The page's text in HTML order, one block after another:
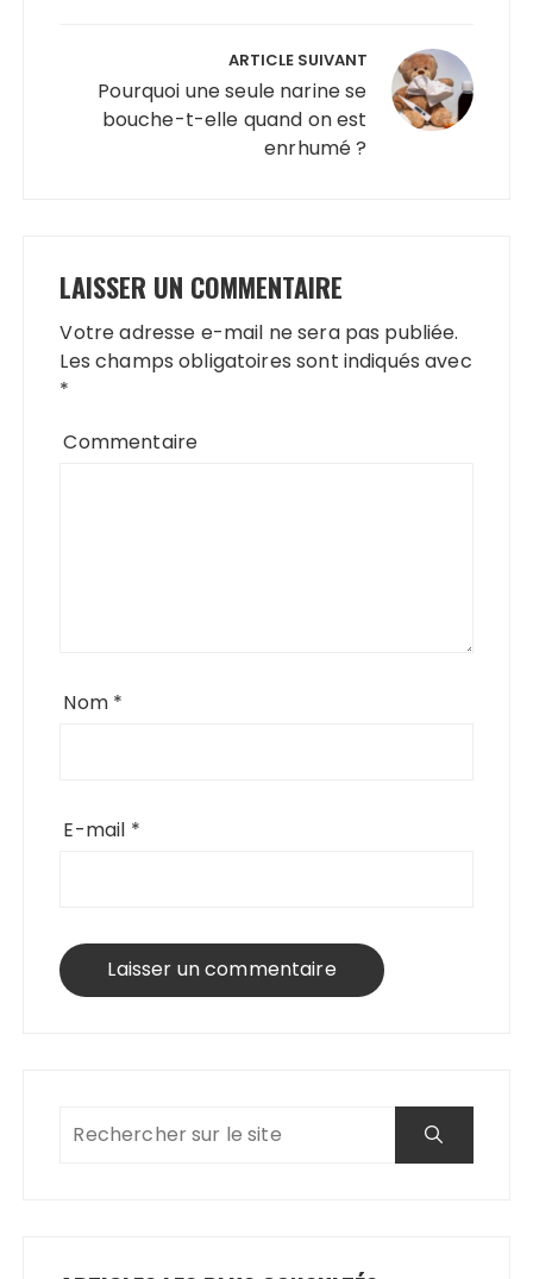
ARTICLE SUIVANT
Pourquoi une seule narine se
bouche-t-elle quand on est
enrhumé ?
LAISSER UN COMMENTAIRE
Votre adresse e-mail ne sera pas publiée.
Les champs obligatoires sont indiqués avec
*
Commentaire
Nom *
E-mail *